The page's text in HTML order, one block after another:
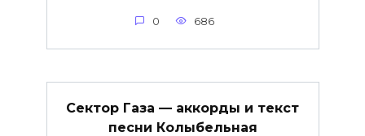
0 686
Сектор Газа — аккорды и текст
песни Колыбельная